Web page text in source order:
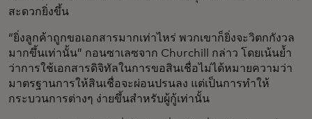
สะดวกยิ่งขึ้น
“ยิ่งลูกค้าถูกขอเอกสารมากเท่าไหร่ พวกเขาก็ยิ่งจะวิตกกังวล
มากขึ้นเท่านั้น” กอนซาเลซจาก Churchill กล่าว โดยเน้นย้ำ
ว่าการใช้เอกสารดิจิทัลในการขอสินเชื่อไม่ได้หมายความว่า
มาตรฐานการให้สินเชื่อจะผ่อนปรนลง แต่เป็นการทำให้
กระบวนการต่างๆ ง่ายขึ้นสำหรับผู้กู้เท่านั้น